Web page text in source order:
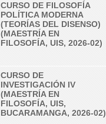
CURSO DE FILOSOFÍA
POLÍTICA MODERNA
(TEORÍAS DEL DISENSO)
(MAESTRÍA EN
FILOSOFÍA, UIS, 2026-02)
CURSO DE
INVESTIGACIÓN IV
(MAESTRÍA EN
FILOSOFÍA, UIS,
BUCARAMANGA, 2026-02)